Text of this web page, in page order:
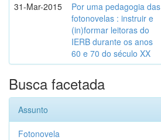
31-Mar-2015
Por uma pedagogia das
fotonovelas : instruir e
(in)formar leitoras do
IERB durante os anos
60 e 70 do século XX
Busca facetada
Assunto
Fotonovela